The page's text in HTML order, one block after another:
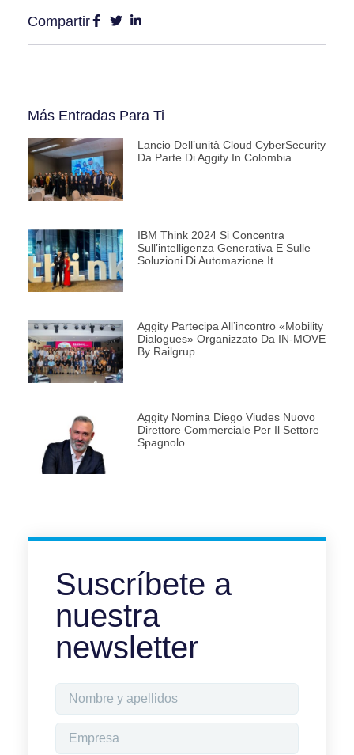
Compartir
Más Entradas Para Ti
Lancio Dell’unità Cloud CyberSecurity
Da Parte Di Aggity In Colombia
IBM Think 2024 Si Concentra
Sull’intelligenza Generativa E Sulle
Soluzioni Di Automazione It
Aggity Partecipa All’incontro «Mobility
Dialogues» Organizzato Da IN-MOVE
By Railgrup
Aggity Nomina Diego Viudes Nuovo
Direttore Commerciale Per Il Settore
Spagnolo
Suscríbete a
nuestra
newsletter